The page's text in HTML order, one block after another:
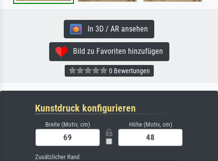
In 3D / AR ansehen
Bild zu Favoriten hinzufügen
0 Bewertungen
Kunstdruck konfigurieren
Breite (Motiv, cm) Höhe (Motiv, cm)
Zusätzlicher Rand